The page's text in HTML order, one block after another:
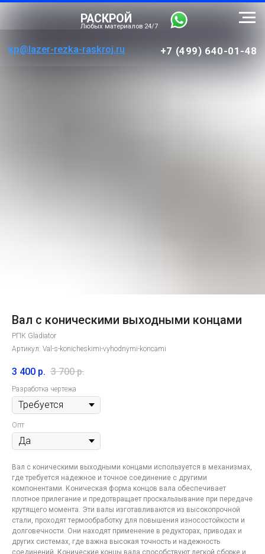
РАСКРОЙ
Любых материалов 24/7
Вал с коническими выходными концами
РПК Gladiator
Артикул: Val-s-konicheskimi-vyhodnymi-koncami
3 400 р. 3 700 р.
Разработка чертежа
Опт
Вал с коническими выходными концами используется в механизмах,
где требуется надежное и точное соединение с другими
компонентами. Коническая форма концов вала обеспечивает
плотное прилегание и предотвращает проскальзывание при передаче
крутящего момента. Эти валы изготавливаются из высокопрочной
стали, проходят термообработку для повышения износостойкости и
долговечности. Они находят применение в редукторах, приводах и
других системах, где важна высокая точность и надежность
Контакты компании
по лазерной резке в